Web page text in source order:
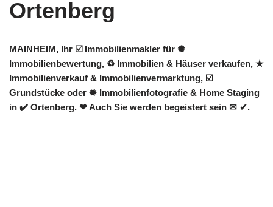
Ortenberg
MAINHEIM, Ihr ☑️ Immobilienmakler für ✺
Immobilienbewertung, ♻ Immobilien & Häuser verkaufen, ★
Immobilienverkauf & Immobilienvermarktung, ☑️
Grundstücke oder ✹ Immobilienfotografie & Home Staging
in ✔️ Ortenberg. ❤ Auch Sie werden begeistert sein ✉ ✔.